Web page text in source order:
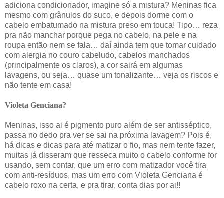
adiciona condicionador, imagine só a mistura? Meninas fica
mesmo com grânulos do suco, e depois dorme com o
cabelo embatumado na mistura preso em touca! Tipo… reza
pra não manchar porque pega no cabelo, na pele e na
roupa então nem se fala… daí ainda tem que tomar cuidado
com alergia no couro cabeludo, cabelos manchados
(principalmente os claros), a cor sairá em algumas
lavagens, ou seja… quase um tonalizante… veja os riscos e
não tente em casa!
Violeta Genciana?
Meninas, isso ai é pigmento puro além de ser antisséptico,
passa no dedo pra ver se sai na próxima lavagem? Pois é,
há dicas e dicas para até matizar o fio, mas nem tente fazer,
muitas já disseram que resseca muito o cabelo conforme for
usando, sem contar, que um erro com matizador você tira
com anti-resíduos, mas um erro com Violeta Genciana é
cabelo roxo na certa, e pra tirar, conta dias por ai!!